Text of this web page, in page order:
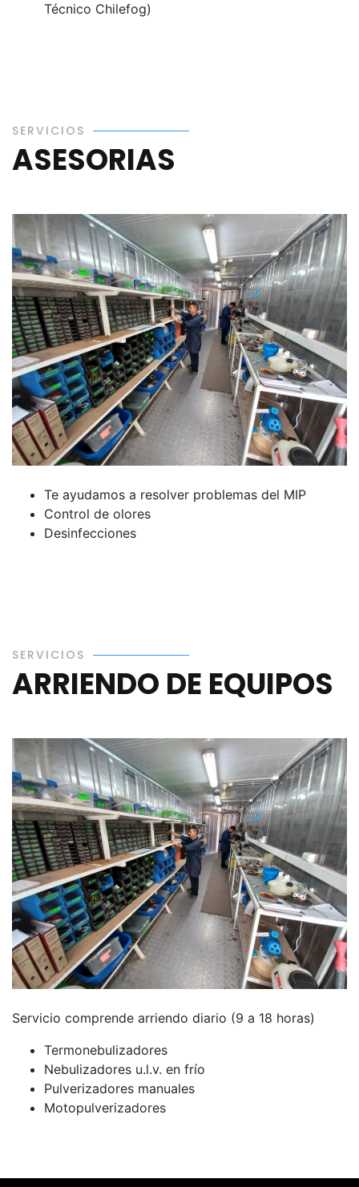
Técnico Chilefog)
SERVICIOS
ASESORIAS
Te ayudamos a resolver problemas del MIP
Control de olores
Desinfecciones
SERVICIOS
ARRIENDO DE EQUIPOS
Servicio comprende arriendo diario (9 a 18 horas)
Termonebulizadores
Nebulizadores u.l.v. en frío
Pulverizadores manuales
Motopulverizadores